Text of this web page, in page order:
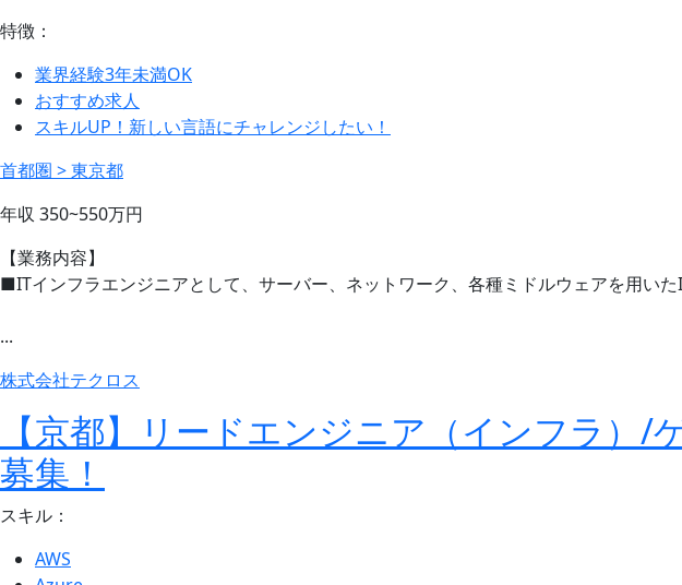
特徴：
業界経験3年未満OK
おすすめ求人
スキルUP！新しい言語にチャレンジしたい！
首都圏 > 東京都
年収 350~550万円
【業務内容】
■ITインフラエンジニアとして、サーバー、ネットワーク、各種ミドルウェアを用い
...
株式会社テクロス
【京都】リードエンジニア（インフラ）
募集！
スキル：
AWS